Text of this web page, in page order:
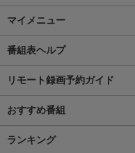
マイメニュー
番組表ヘルプ
リモート録画予約ガイド
おすすめ番組
ランキング